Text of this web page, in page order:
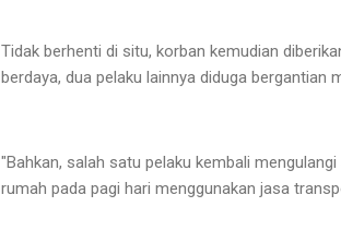
Tidak berhenti di situ, korban kemudian
berdaya, dua pelaku lainnya diduga bergantian
"Bahkan, salah satu pelaku kembali
rumah pada pagi hari menggunakan jasa